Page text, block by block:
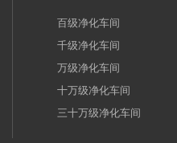
百级净化车间
千级净化车间
万级净化车间
十万级净化车间
三十万级净化车间